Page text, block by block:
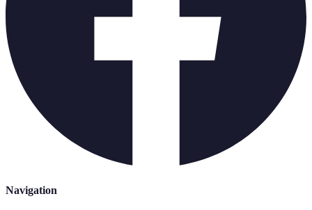
Navigation